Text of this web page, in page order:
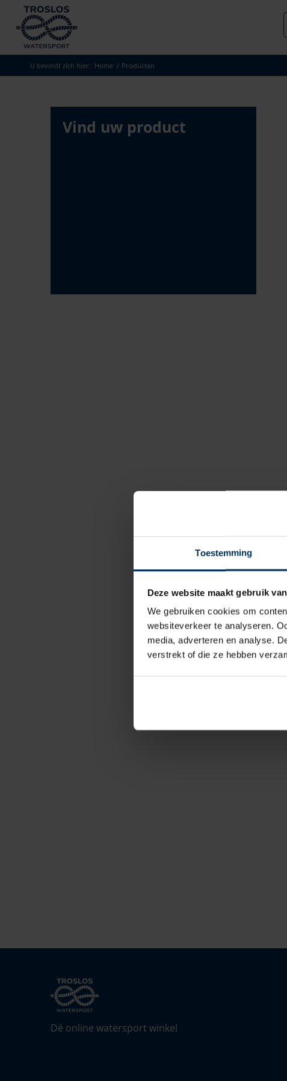
Toestemming
Deze website maakt gebruik
We gebruiken cookies om
websiteverkeer te analyseren.
media, adverteren en analyse.
verstrekt of die ze hebben
search
results
U bevindt zich hier: Home / Producten
Vind uw product
Dé online watersport winkel